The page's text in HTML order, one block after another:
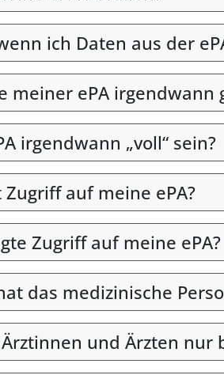
ich Daten aus der
meiner ePA irgendwann
irgendwann „voll“ sein?
auf meine ePA?
Zugriff auf meine ePA?
das medizinische
und Ärzten